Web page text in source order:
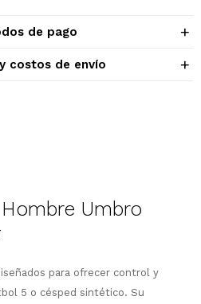
de pago
costos de envío
Umbro
para ofrecer control y
5 o césped sintético. Su
sin recargo o hasta